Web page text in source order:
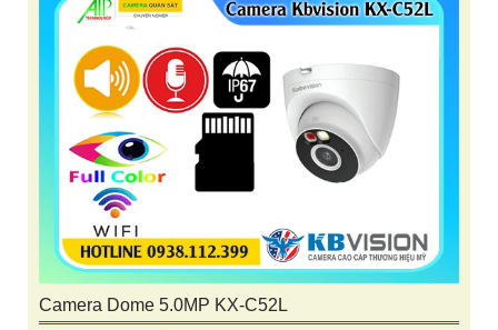
Camera Dome 5.0MP KX-C52L